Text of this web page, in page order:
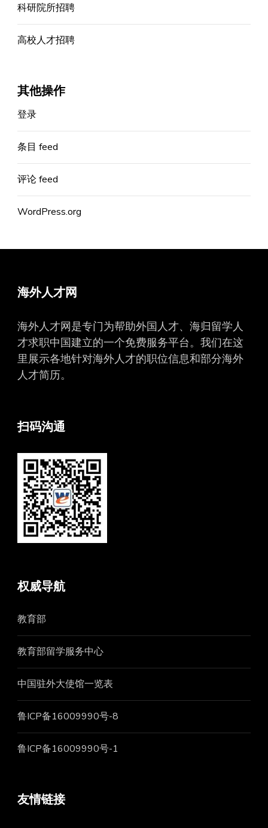
科研院所招聘
高校人才招聘
其他操作
登录
条目 feed
评论 feed
WordPress.org
海外人才网
海外人才网是专门为帮助外国人才、海归留学人
才求职中国建立的一个免费服务平台。我们在这
里展示各地针对海外人才的职位信息和部分海外
人才简历。
扫码沟通
权威导航
教育部
教育部留学服务中心
中国驻外大使馆一览表
鲁ICP备16009990号-8
鲁ICP备16009990号-1
友情链接